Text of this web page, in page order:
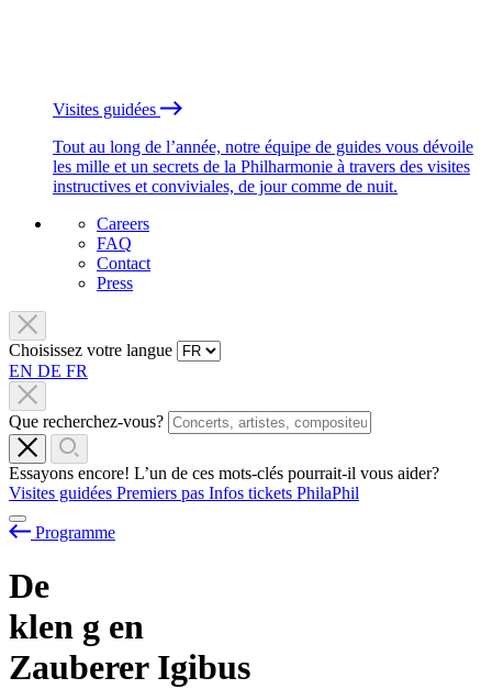
Visites guidées
Tout au long de l’année, notre équipe de guides vous dévoile
les mille et un secrets de la Philharmonie à travers des visites
instructives et conviviales, de jour comme de nuit.
Careers
FAQ
Contact
Press
Choisissez votre langue
EN DE FR
Que recherchez-vous?
Essayons encore! L’un de ces mots-clés pourrait-il vous aider?
Visites guidées Premiers pas Infos tickets PhilaPhil
Programme
De
klen g en
Zauberer Igibus